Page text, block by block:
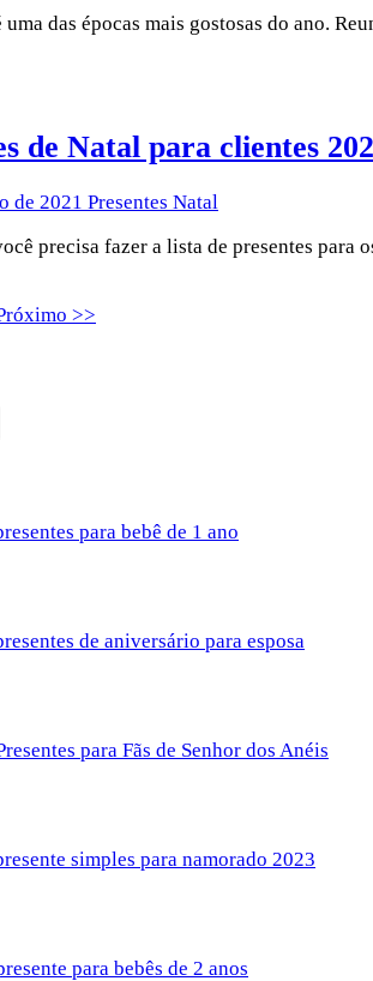
das épocas mais gostosas do ano.
de Natal para clientes
de 2021 Presentes Natal
precisa fazer a lista de presentes
>>
para bebê de 1 ano
de aniversário para esposa
para Fãs de Senhor dos Anéis
simples para namorado 2023
para bebês de 2 anos